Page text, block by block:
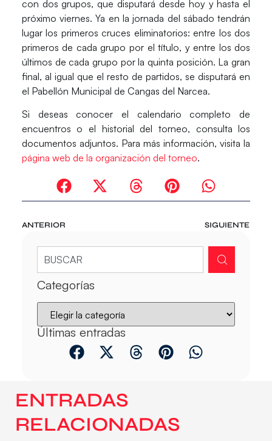
con dos grupos, que disputará desde hoy y hasta el
próximo viernes. Ya en la jornada del sábado tendrán
lugar los primeros cruces eliminatorios: entre los dos
primeros de cada grupo por el título, y entre los dos
últimos de cada grupo por la quinta posición. La gran
final, al igual que el resto de partidos, se disputará en
el Pabellón Municipal de Cangas del Narcea.
Si deseas conocer el calendario completo de
encuentros o el historial del torneo, consulta los
documentos adjuntos. Para más información, visita la
página web de la organización del torneo.
ANTERIOR SIGUIENTE
Categorías
Últimas entradas
ENTRADAS
RELACIONADAS